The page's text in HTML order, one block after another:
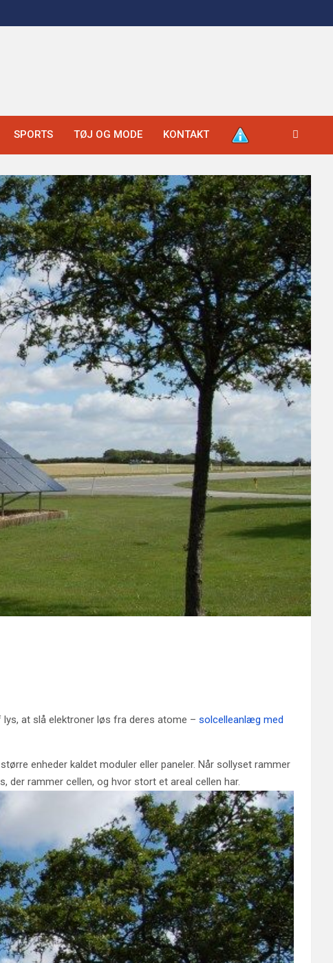
SPORTS TØJ OG MODE KONTAKT
at slå elektroner løs fra deres atome – solcelleanlæg med
enheder kaldet moduler eller paneler. Når sollyset rammer
rammer cellen, og hvor stort et areal cellen har.